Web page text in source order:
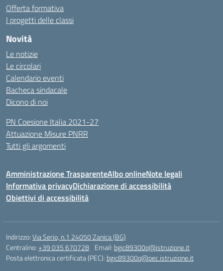
Offerta formativa
I progetti delle classi
Novità
Le notizie
Le circolari
Calendario eventi
Bacheca sindacale
Dicono di noi
PN Coesione Italia 2021-27
Attuazione Misure PNRR
Tutti gli argomenti
Amministrazione TrasparenteAlbo onlineNote legali
Informativa privacyDichiarazione di accessibilità
Obiettivi di accessibilità
Indirizzo:Via Serio, n.1 24050 Zanica (BG)
Centralino:+39 035 670728 Email: bgic89300q@istruzione.it
Posta elettronica certificata (PEC): bgic89300q@pec.istruzione.it